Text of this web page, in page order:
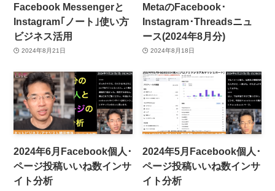
Facebook Messengerと
Instagram｢ノート｣使い方
ビジネス活用
2024年8月21日
MetaのFacebook･
Instagram･Threadsニュ
ース(2024年8月分)
2024年8月18日
2024年6月Facebook個人･
ページ投稿いいね数インサ
イト分析
2024年5月Facebook個人･
ページ投稿いいね数インサ
イト分析